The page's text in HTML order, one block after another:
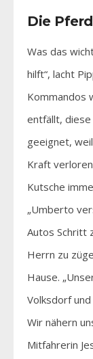
Die
Was das
hilft“, lacht
Kommandos
entfällt,
geeignet,
Kraft
Kutsche
„Umberto
Autos Schritt
Herrn zu
Hause.
Volksdorf und
Wir nähern
Mitfahrerin